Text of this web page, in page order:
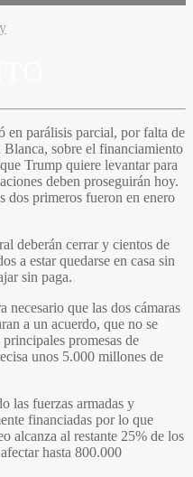
en parálisis parcial, por falta de
sobre el financiamiento
Trump quiere levantar para
deben proseguirán hoy.
dos primeros fueron en enero
deberán cerrar y cientos de
a estar quedarse en casa sin
sin paga.
necesario que las dos cámaras
a un acuerdo, que no se
promesas de
unos 5.000 millones de
las fuerzas armadas y
financiadas por lo que
alcanza al restante 25% de los
hasta 800.000